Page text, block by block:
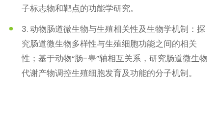
子标志物和靶点的功能学研究。
3. 动物肠道微生物与生殖相关性及生物学机制：探
究肠道微生物多样性与生殖细胞功能之间的相关
性；基于动物“肠-睾”轴相互关系，研究肠道微生物
代谢产物调控生殖细胞发育及功能的分子机制。